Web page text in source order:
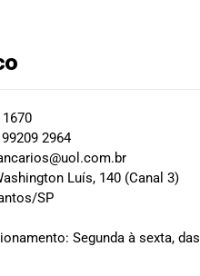
2964
Luís, 140 (Canal 3)
SP
Segunda à sexta, das